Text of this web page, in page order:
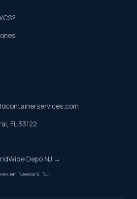
FL 33122
Depo NJ →
en Newark, NJ